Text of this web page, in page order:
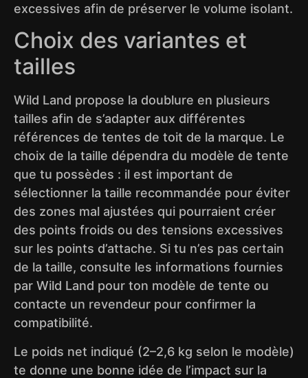
excessives afin de préserver le volume isolant.
Choix des variantes et
tailles
Wild Land propose la doublure en plusieurs
tailles afin de s’adapter aux différentes
références de tentes de toit de la marque. Le
choix de la taille dépendra du modèle de tente
que tu possèdes : il est important de
sélectionner la taille recommandée pour éviter
des zones mal ajustées qui pourraient créer
des points froids ou des tensions excessives
sur les points d’attache. Si tu n’es pas certain
de la taille, consulte les informations fournies
par Wild Land pour ton modèle de tente ou
contacte un revendeur pour confirmer la
compatibilité.
Le poids net indiqué (2–2,6 kg selon le modèle)
te donne une bonne idée de l’impact sur la